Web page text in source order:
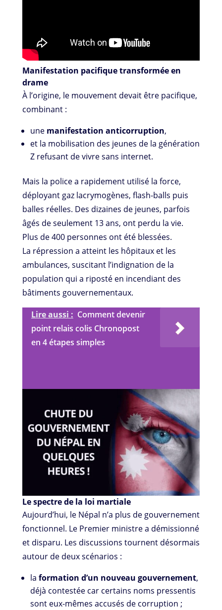
Manifestation pacifique transformée en
drame
À l’origine, le mouvement devait être pacifique,
combinant :
une manifestation anticorruption,
et la mobilisation des jeunes de la génération
Z refusant de vivre sans internet.
Mais la police a rapidement utilisé la force,
déployant gaz lacrymogènes, flash-balls puis
balles réelles. Des dizaines de jeunes, parfois
âgés de seulement 13 ans, ont perdu la vie.
Plus de 400 personnes ont été blessées.
La répression a atteint les hôpitaux et les
ambulances, suscitant l’indignation de la
population qui a riposté en incendiant des
bâtiments gouvernementaux.
Lire aussi : Comment devenir
point relais colis Chronopost
en 4 étapes simples
Le spectre de la loi martiale
Aujourd’hui, le Népal n’a plus de gouvernement
fonctionnel. Le Premier ministre a démissionné
et disparu. Les discussions tournent désormais
autour de deux scénarios :
la formation d’un nouveau gouvernement,
déjà contestée car certains noms pressentis
sont eux-mêmes accusés de corruption ;